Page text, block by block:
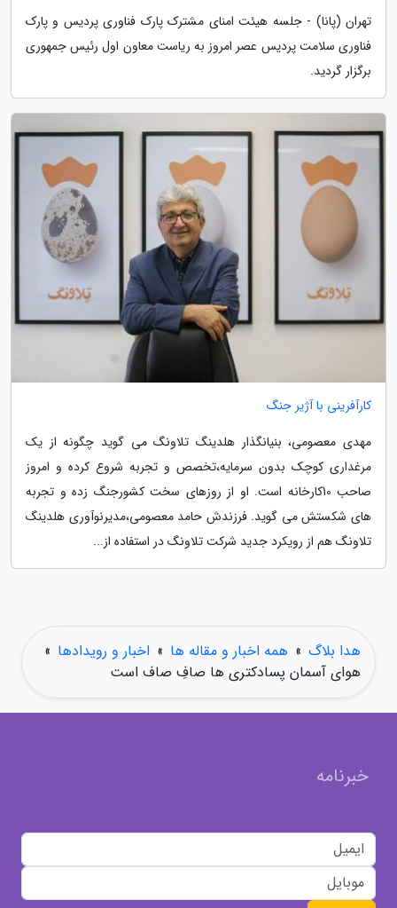
تهران (پانا) - جلسه هیئت امنای مشترک پارک فناوری پردیس و پارک
فناوری سلامت پردیس عصر امروز به ریاست معاون اول رئیس جمهوری
برگزار گردید.
کارآفرینی با آژیر جنگ
مهدی معصومی، بنیانگذار هلدینگ تلاونگ می گوید چگونه از یک
مرغداری کوچک بدون سرمایه،تخصص و تجربه شروع کرده و امروز
صاحب 10کارخانه است. او از روزهای سخت کشورجنگ زده و تجربه
های شکستش می گوید. فرزندش حامد معصومی،مدیرنوآوری هلدینگ
تلاونگ هم از رویکرد جدید شرکت تلاونگ در استفاده از...
هدا بلاگ » همه اخبار و مقاله ها » اخبار و رویدادها »
هوای آسمان پسادکتری ها صافِ صاف است
خبرنامه